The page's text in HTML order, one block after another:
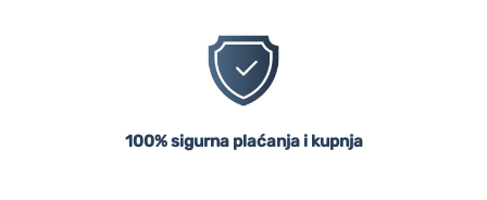
100% sigurna plaćanja i kupnja